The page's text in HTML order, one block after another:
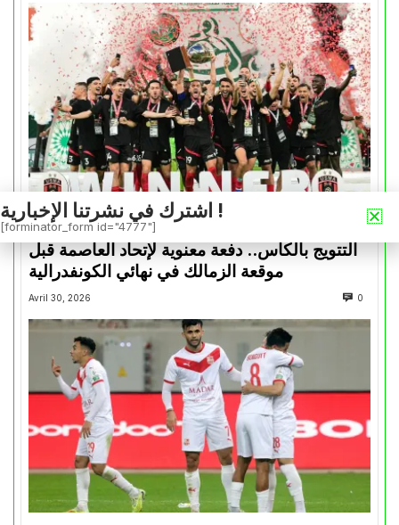
كأس الكونفدرالية
التتويج بالكأس.. دفعة معنوية لإتحاد العاصمة قبل
موقعة الزمالك في نهائي الكونفدرالية
Avril 30, 2026 0
اشترك في نشرتنا الإخبارية !
[forminator_form id="4777"]